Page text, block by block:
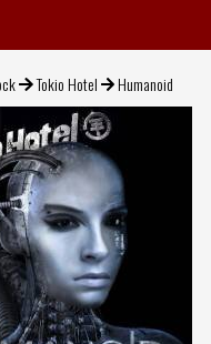
Tokio Hotel Humanoid